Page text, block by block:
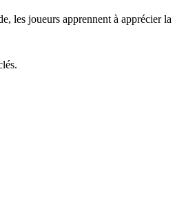
les joueurs apprennent à apprécier la